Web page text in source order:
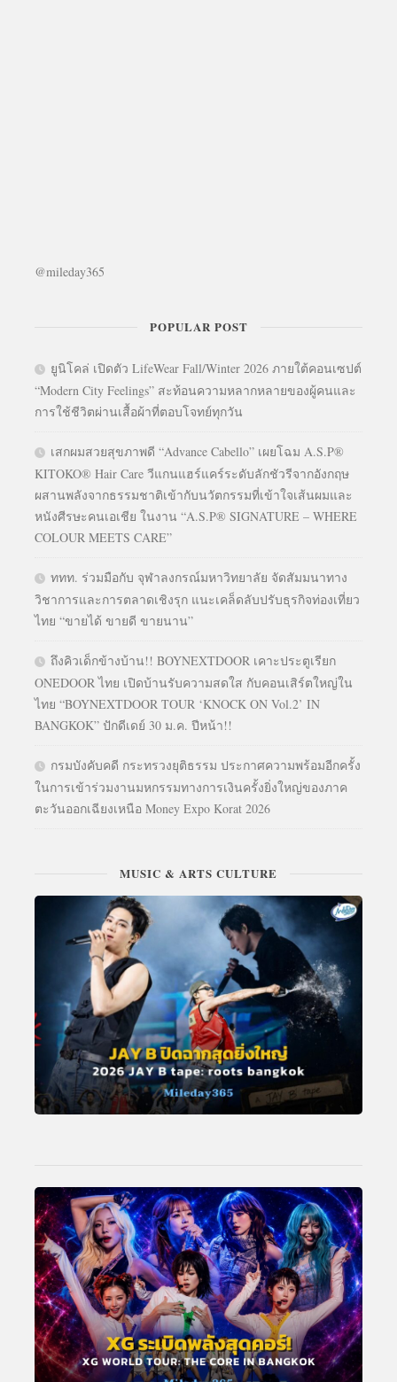
@mileday365
POPULAR POST
ยูนิโคล่ เปิดตัว LifeWear Fall/Winter 2026 ภายใต้คอนเซปต์
“Modern City Feelings” สะท้อนความหลากหลายของผู้คนและ
การใช้ชีวิตผ่านเสื้อผ้าที่ตอบโจทย์ทุกวัน
เสกผมสวยสุขภาพดี “Advance Cabello” เผยโฉม A.S.P®
KITOKO® Hair Care วีแกนแฮร์แคร์ระดับลักชัวรีจากอังกฤษ
ผสานพลังจากธรรมชาติเข้ากับนวัตกรรมที่เข้าใจเส้นผมและ
หนังศีรษะคนเอเชีย ในงาน “A.S.P® SIGNATURE – WHERE
COLOUR MEETS CARE”
ททท. ร่วมมือกับ จุฬาลงกรณ์มหาวิทยาลัย จัดสัมมนาทาง
วิชาการและการตลาดเชิงรุก แนะเคล็ดลับปรับธุรกิจท่องเที่ยว
ไทย “ขายได้ ขายดี ขายนาน”
ถึงคิวเด็กข้างบ้าน!! BOYNEXTDOOR เคาะประตูเรียก
ONEDOOR ไทย เปิดบ้านรับความสดใส กับคอนเสิร์ตใหญ่ใน
ไทย “BOYNEXTDOOR TOUR ‘KNOCK ON Vol.2’ IN
BANGKOK” ปักดีเดย์ 30 ม.ค. ปีหน้า!!
กรมบังคับคดี กระทรวงยุติธรรม ประกาศความพร้อมอีกครั้ง
ในการเข้าร่วมงานมหกรรมทางการเงินครั้งยิ่งใหญ่ของภาค
ตะวันออกเฉียงเหนือ Money Expo Korat 2026
MUSIC & ARTS CULTURE